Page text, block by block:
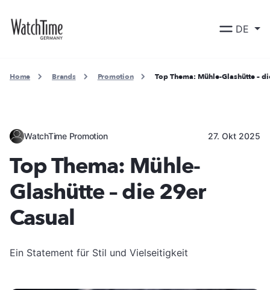
DE
Home Brands Promotion Top Thema: Mühle-Glashütte –
WatchTime Promotion 27. Okt 2025
Top Thema: Mühle-
Glashütte – die 29er
Casual
Ein Statement für Stil und Vielseitigkeit